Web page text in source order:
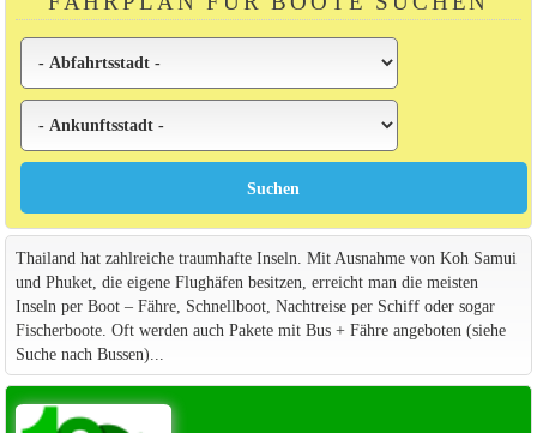
Thailand hat zahlreiche traumhafte Inseln. Mit Ausnahme von Koh Samui
und Phuket, die eigene Flughäfen besitzen, erreicht man die meisten
Inseln per Boot – Fähre, Schnellboot, Nachtreise per Schiff oder sogar
Fischerboote. Oft werden auch Pakete mit Bus + Fähre angeboten (siehe
Suche nach Bussen)...